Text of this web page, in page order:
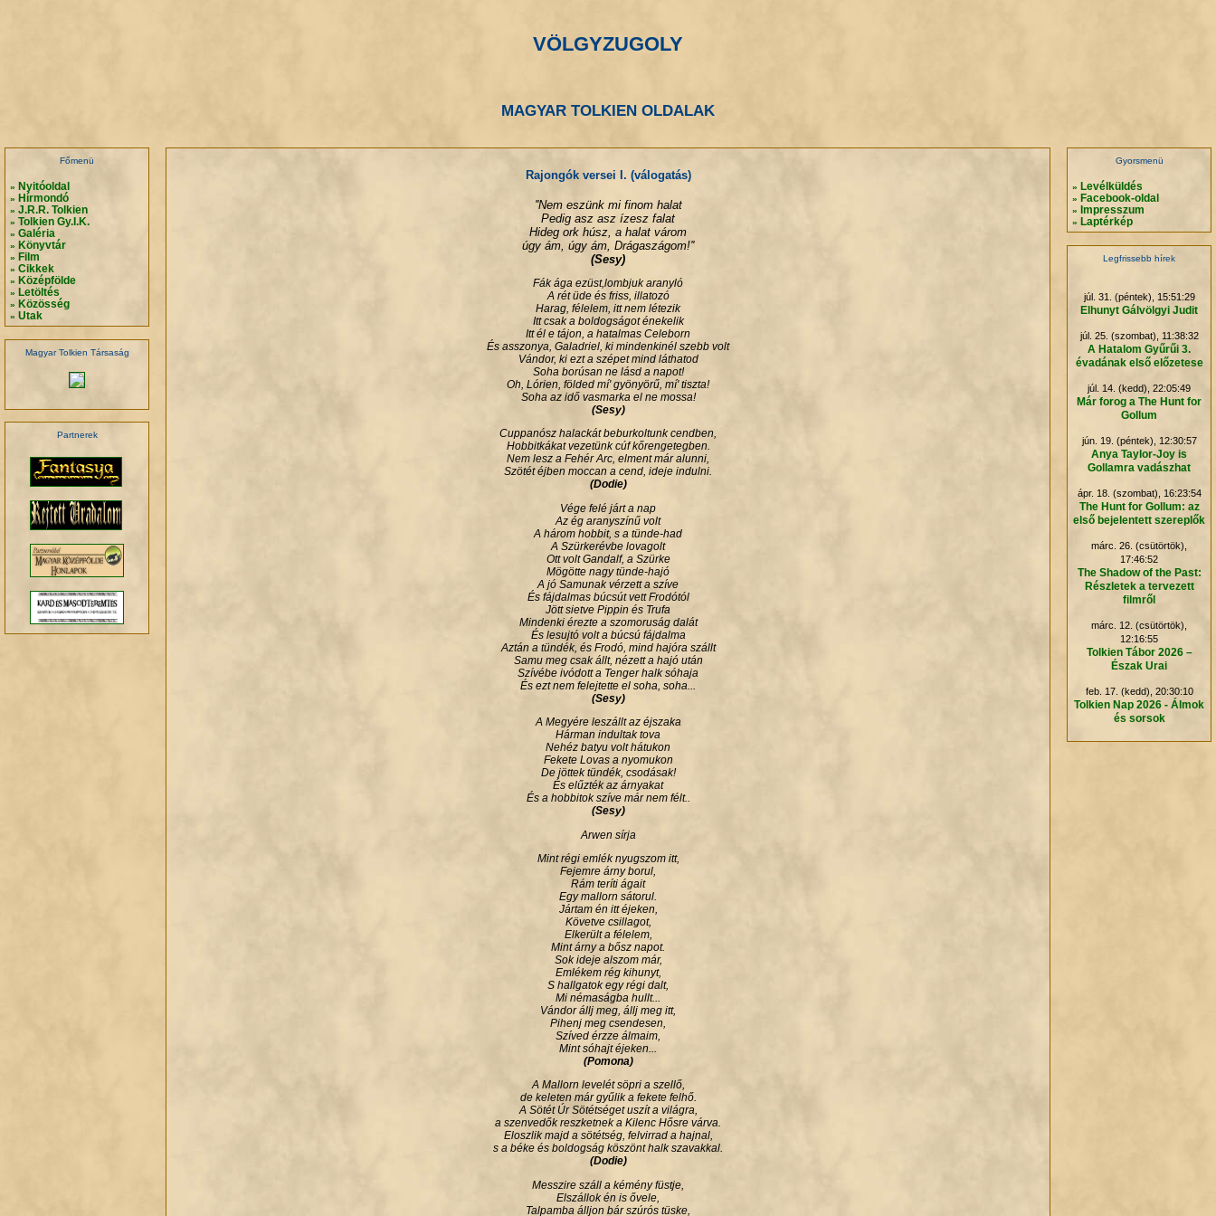
VÖLGYZUGOLY
MAGYAR TOLKIEN OLDALAK
Főmenü
» Nyitóoldal
» Hírmondó
» J.R.R. Tolkien
» Tolkien Gy.I.K.
» Galéria
» Könyvtár
» Film
» Cikkek
» Középfölde
» Letöltés
» Közösség
» Utak
Magyar Tolkien Társaság
Partnerek
Rajongók versei I. (válogatás)
''Nem eszünk mi finom halat
Pedig asz asz ízesz falat
Hideg ork húsz, a halat várom
úgy ám, úgy ám, Drágaszágom!''
(Sesy)
Fák ága ezüst,lombjuk aranyló
A rét üde és friss, illatozó
Harag, félelem, itt nem létezik
Itt csak a boldogságot énekelik
Itt él e tájon, a hatalmas Celeborn
És asszonya, Galadriel, ki mindenkinél szebb volt
Vándor, ki ezt a szépet mind láthatod
Soha borúsan ne lásd a napot!
Oh, Lórien, földed mí' gyönyörű, mí' tiszta!
Soha az idő vasmarka el ne mossa!
(Sesy)
Cuppanósz halackát beburkoltunk cendben,
Hobbitkákat vezetünk cúf kőrengetegben.
Nem lesz a Fehér Arc, elment már alunni,
Szötét éjben moccan a cend, ideje indulni.
(Dodie)
Vége felé járt a nap
Az ég aranyszínű volt
A három hobbit, s a tünde-had
A Szürkerévbe lovagolt
Ott volt Gandalf, a Szürke
Mögötte nagy tünde-hajó
A jó Samunak vérzett a szíve
És fájdalmas búcsút vett Frodótól
Jött sietve Pippin és Trufa
Mindenki érezte a szomoruság dalát
És lesujtó volt a búcsú fájdalma
Aztán a tündék, és Frodó, mind hajóra szállt
Samu meg csak állt, nézett a hajó után
Szívébe ivódott a Tenger halk sóhaja
És ezt nem felejtette el soha, soha...
(Sesy)
A Megyére leszállt az éjszaka
Hárman indultak tova
Nehéz batyu volt hátukon
Fekete Lovas a nyomukon
De jöttek tündék, csodásak!
És elűzték az árnyakat
És a hobbitok szíve már nem félt..
(Sesy)
Arwen sírja
Mint régi emlék nyugszom itt,
Fejemre árny borul,
Rám teríti ágait
Egy mallorn sátorul.
Jártam én itt éjeken,
Követve csillagot,
Elkerült a félelem,
Mint árny a bősz napot.
Sok ideje alszom már,
Emlékem rég kihunyt,
S hallgatok egy régi dalt,
Mi némaságba hullt...
Vándor állj meg, állj meg itt,
Pihenj meg csendesen,
Szíved érzze álmaim,
Mint sóhajt éjeken...
(Pomona)
A Mallorn levelét söpri a szellő,
de keleten már gyűlik a fekete felhő.
A Sötét Úr Sötétséget uszít a világra,
a szenvedők reszketnek a Kilenc Hősre várva.
Eloszlik majd a sötétség, felvirrad a hajnal,
s a béke és boldogság köszönt halk szavakkal.
(Dodie)
Messzire száll a kémény füstje,
Elszállok én is ővele,
Talpamba álljon bár szúrós tüske,
Gyorsmenü
» Levélküldés
» Facebook-oldal
» Impresszum
» Laptérkép
Legfrissebb hírek
júl. 31. (péntek), 15:51:29
Elhunyt Gálvölgyi Judit
júl. 25. (szombat), 11:38:32
A Hatalom Gyűrűi 3.
évadának első előzetese
júl. 14. (kedd), 22:05:49
Már forog a The Hunt for
Gollum
jún. 19. (péntek), 12:30:57
Anya Taylor-Joy is
Gollamra vadászhat
ápr. 18. (szombat), 16:23:54
The Hunt for Gollum: az
első bejelentett szereplők
márc. 26. (csütörtök),
17:46:52
The Shadow of the Past:
Részletek a tervezett
filmről
márc. 12. (csütörtök),
12:16:55
Tolkien Tábor 2026 –
Észak Urai
feb. 17. (kedd), 20:30:10
Tolkien Nap 2026 - Álmok
és sorsok